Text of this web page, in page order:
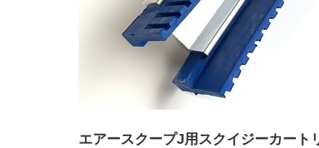
エアースクープJ用スクイジーカート